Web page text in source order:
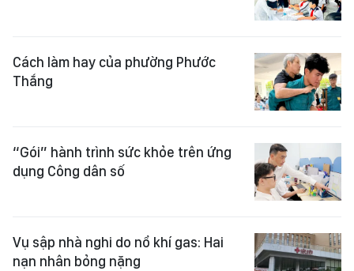
Cách làm hay của phường Phước
Thắng
“Gói” hành trình sức khỏe trên ứng
dụng Công dân số
Vụ sập nhà nghi do nổ khí gas: Hai
nạn nhân bỏng nặng